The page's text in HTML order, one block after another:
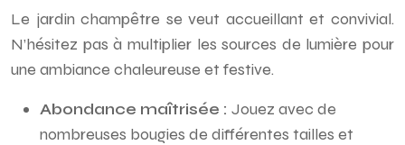
Le jardin champêtre se veut accueillant et convivial.
N’hésitez pas à multiplier les sources de lumière pour
une ambiance chaleureuse et festive.
Abondance maîtrisée : Jouez avec de
nombreuses bougies de différentes tailles et